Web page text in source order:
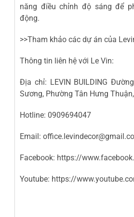
năng điều chỉnh độ sáng để
động.
>>Tham khảo các dự án của
Thông tin liên hệ với Le Vin:
Địa chỉ: LEVIN BUILDING
Sương, Phường Tân Hưng
Hotline: 0909694047
Email:
Facebook: https://
Youtube: https://